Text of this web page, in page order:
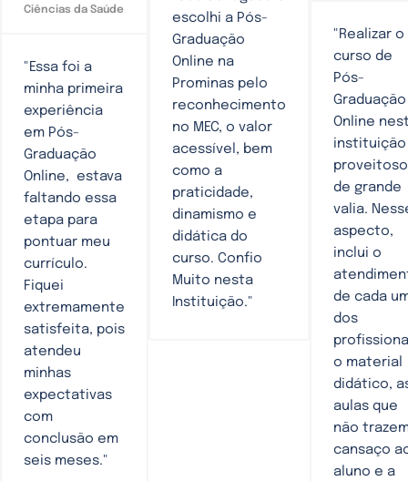
"Essa foi a
minha primeira
experiência
em Pós-
Graduação
Online, estava
faltando essa
etapa para
pontuar meu
currículo.
Fiquei
extremamente
satisfeita, pois
atendeu
minhas
expectativas
com
conclusão em
seis meses."
Ciências da Saúde
escolhi a Pós-
Graduação
Online na
Prominas pelo
reconhecimento
no MEC, o valor
acessível, bem
como a
praticidade,
dinamismo e
didática do
curso. Confio
Muito nesta
Instituição."
"Realizar o
curso de
Pós-
Graduação
Online
instituição
de grande
valia.
aspecto,
inclui o
de cada
dos
o material
didático,
aulas que
não
cansaço
aluno e a